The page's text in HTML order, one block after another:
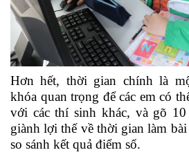
Hơn hết, thời gian chính là
khóa quan trọng để các em có
với các thí sinh khác, và gõ
giành lợi thế về thời gian làm
so sánh kết quả điểm số.